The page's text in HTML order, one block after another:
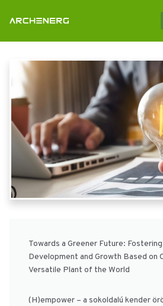
Towards a Greener Future:
Development and Growth Based on
Versatile Plant of the World
(H)empower – a sokoldalú kender